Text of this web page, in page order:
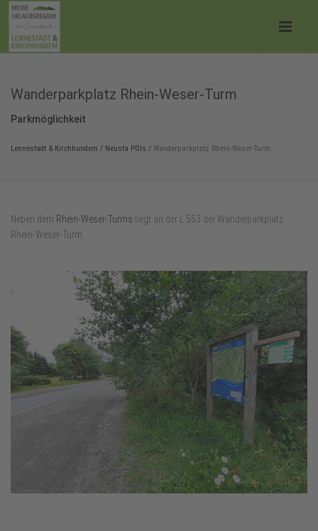
Wanderparkplatz Rhein-Weser-Turm
Parkmöglichkeit
Lennestadt & Kirchhundem / Neusta POIs / Wanderparkplatz Rhein-Weser-Turm
Neben dem Rhein-Weser-Turms liegt an der L 553 der Wanderparkplatz
Rhein-Weser-Turm.